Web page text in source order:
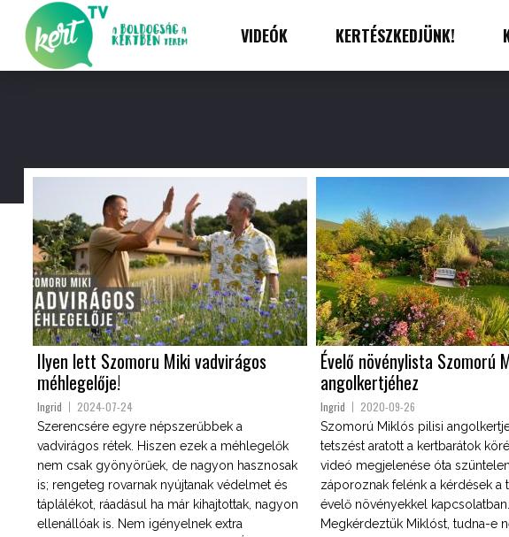
VIDEÓK KERTÉSZKEDJÜNK!
Ilyen lett Szomoru Miki vadvirágos
méhlegelője!
Ingrid 2024-07-24
Szerencsére egyre népszerűbbek a
vadvirágos rétek. Hiszen ezek a méhlegelők
nem csak gyönyörűek, de nagyon hasznosak
is; rengeteg rovarnak nyújtanak védelmet és
táplálékot, ráadásul ha már kihajtottak, nagyon
ellenállóak is. Nem igényelnek extra
Évelő növénylista Szomorú
angolkertjéhez
Ingrid 2020-09-26
Szomorú Miklós pilisi
tetszést aratott a kertbarátok
videó megjelenése óta
záporoznak felénk a kérdések a
évelő növényekkel kapcsolatban.
Megkérdeztük Miklóst, tudna-e